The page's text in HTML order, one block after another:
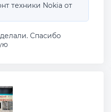
техники Nokia от
Спасибо